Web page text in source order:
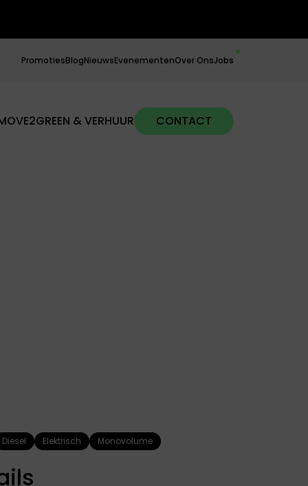
PromotiesBlogNieuwsEvenementenOver OnsJobs
en
& VERHUUR CONTACT
Diesel Elektrisch Monovolume